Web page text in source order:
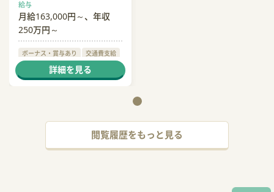
給与
月給163,000円～、年収
250万円～
ボーナス・賞与あり
交通費支給
詳細を見る
閲覧履歴をもっと見る